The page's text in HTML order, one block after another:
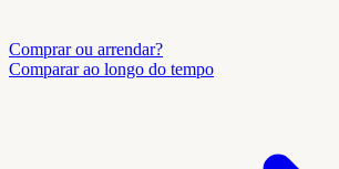
Comprar ou arrendar?
Comparar ao longo do tempo